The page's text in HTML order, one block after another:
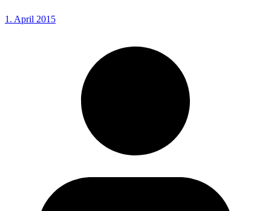
1. April 2015